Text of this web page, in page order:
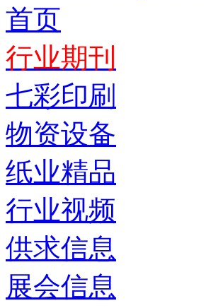
首页
行业期刊
七彩印刷
物资设备
纸业精品
行业视频
供求信息
展会信息